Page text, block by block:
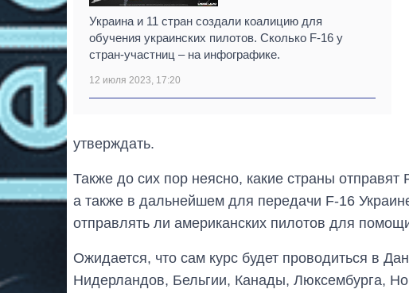
Украина и 11 стран создали коалицию для
обучения украинских пилотов. Сколько F-16 у
стран-участниц – на инфографике.
12 июля 2023, 17:20
утверждать.
Также до сих пор неясно, какие страны
а также в дальнейшем для передачи F-16
отправлять ли американских пилотов для
Ожидается, что сам курс будет проводиться в
Нидерландов, Бельгии, Канады, Люксембурга,